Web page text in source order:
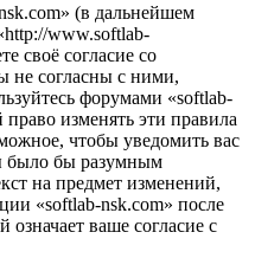
(в дальнейшем
www.softlab-
своё согласие со
не согласны с ними,
форумами «softlab-
изменять эти правила
чтобы уведомить вас
было бы разумным
на предмет изменений,
«softlab-nsk.com» после
ваше согласие с